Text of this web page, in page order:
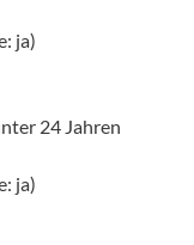
ja)
24 Jahren
ja)